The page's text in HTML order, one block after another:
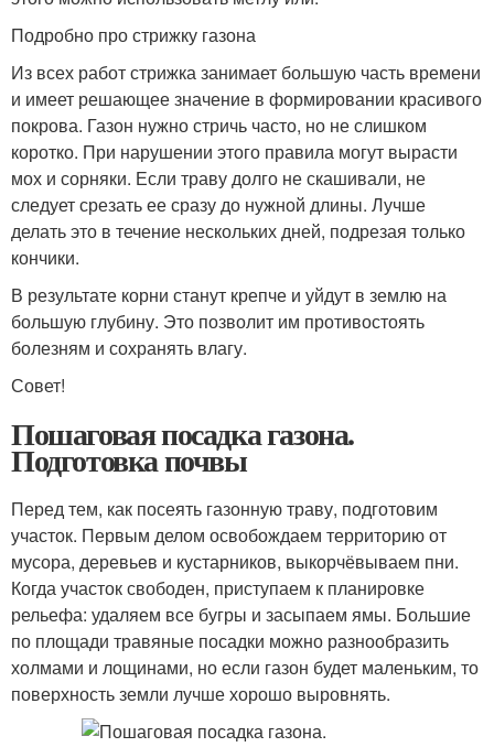
Подробно про стрижку газона
Из всех работ стрижка занимает большую часть времени
и имеет решающее значение в формировании красивого
покрова. Газон нужно стричь часто, но не слишком
коротко. При нарушении этого правила могут вырасти
мох и сорняки. Если траву долго не скашивали, не
следует срезать ее сразу до нужной длины. Лучше
делать это в течение нескольких дней, подрезая только
кончики.
В результате корни станут крепче и уйдут в землю на
большую глубину. Это позволит им противостоять
болезням и сохранять влагу.
Совет!
Пошаговая посадка газона.
Подготовка почвы
Перед тем, как посеять газонную траву, подготовим
участок. Первым делом освобождаем территорию от
мусора, деревьев и кустарников, выкорчёвываем пни.
Когда участок свободен, приступаем к планировке
рельефа: удаляем все бугры и засыпаем ямы. Большие
по площади травяные посадки можно разнообразить
холмами и лощинами, но если газон будет маленьким, то
поверхность земли лучше хорошо выровнять.